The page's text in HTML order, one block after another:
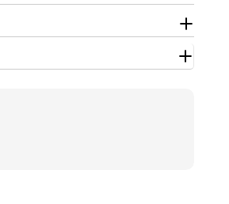
Užduokite
vardas